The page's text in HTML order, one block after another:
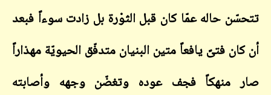
تتحسّن حاله عمّا كان قبل الثوْرة بل زادت سوءاً فبعد
أن كان فتىً يافعاً متين البنيان متدفّق الحيويّة مهذاراً
صار منهكاً فجف عوده وتغضّن وجهه وأصابته